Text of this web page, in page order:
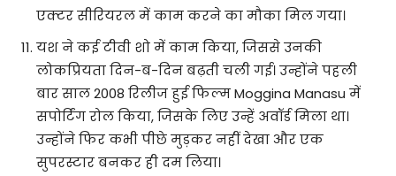
एक्टर सीरियरल में काम करने का मौका मिल गया।
यश ने कई टीवी शो में काम किया, जिससे उनकी
लोकप्रियता दिन-ब-दिन बढ़ती चली गई। उन्होंने पहली
बार साल 2008 रिलीज हुई फिल्म Moggina Manasu में
सपोर्टिंग रोल किया, जिसके लिए उन्हें अवॉर्ड मिला था।
उन्होंने फिर कभी पीछे मुड़कर नहीं देखा और एक
सुपरस्टार बनकर ही दम लिया।